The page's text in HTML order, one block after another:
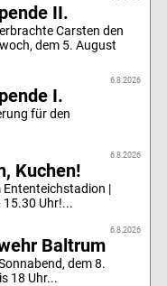
II.
Carsten den
dem 5. August
6.8.2026
I.
für den
6.8.2026
Kuchen!
Ententeichstadion |
15.30 Uhr!...
6.8.2026
Baltrum
dem 8.
18 Uhr...